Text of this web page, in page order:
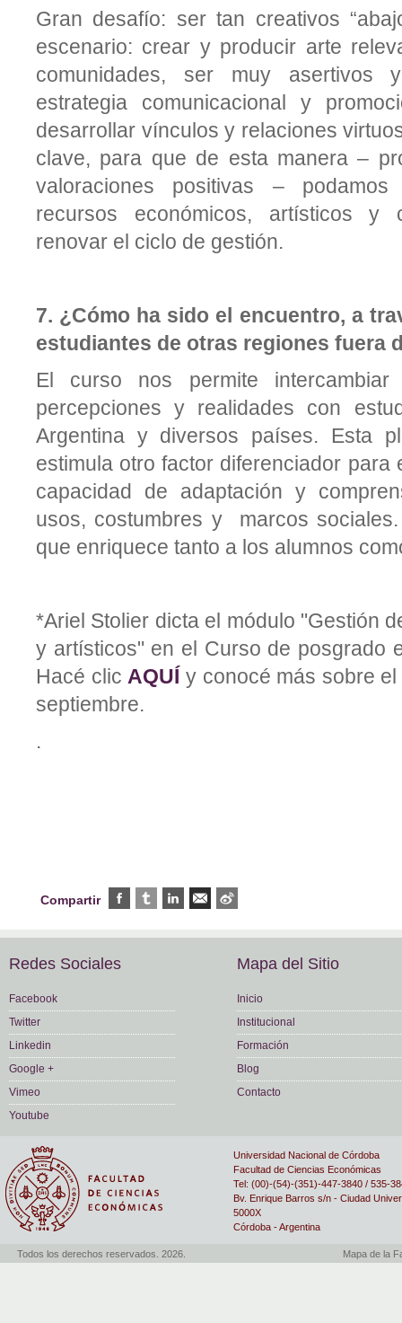
Gran desafío: ser tan creativos
escenario: crear y producir arte
comunidades, ser muy asertivos
estrategia comunicacional y
desarrollar vínculos y relaciones
clave, para que de esta manera –
valoraciones positivas – podamos
recursos económicos, artísticos y
renovar el ciclo de gestión.
7. ¿Cómo ha sido el encuentro, a
estudiantes de otras regiones fuera
El curso nos permite intercambiar
percepciones y realidades con
Argentina y diversos países. Esta
estimula otro factor diferenciador para
capacidad de adaptación y
usos, costumbres y marcos
que enriquece tanto a los alumnos
*Ariel Stolier dicta el módulo "Gestión
y artísticos" en el Curso de posgrado
Hacé clicAQUÍ y conocé más sobre
septiembre.
.
Compartir
Redes Sociales
Facebook
Twitter
Linkedin
Google +
Vimeo
Youtube
Mapa del Sitio
Inicio
Institucional
Formación
Blog
Contacto
Universidad Nacional de Córdoba
Facultad de Ciencias Económicas
Tel: (00)-(54)-(351)-447-3840 / 535-
Bv. Enrique Barros s/n - Ciudad
5000X
Córdoba - Argentina
Todos los derechos reservados. 2026. Mapa de la